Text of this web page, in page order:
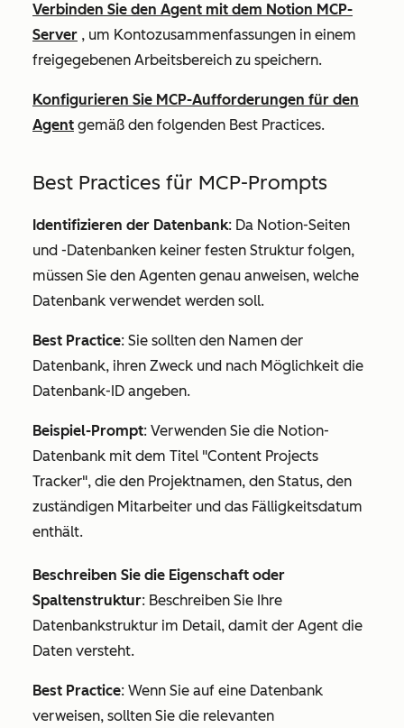
Verbinden Sie den Agent mit dem Notion MCP-
Server , um Kontozusammenfassungen in einem
freigegebenen Arbeitsbereich zu speichern.
Konfigurieren Sie MCP-Aufforderungen für den
Agent gemäß den folgenden Best Practices.
Best Practices für MCP-Prompts
Identifizieren der Datenbank: Da Notion-Seiten
und -Datenbanken keiner festen Struktur folgen,
müssen Sie den Agenten genau anweisen, welche
Datenbank verwendet werden soll.
Best Practice: Sie sollten den Namen der
Datenbank, ihren Zweck und nach Möglichkeit die
Datenbank-ID angeben.
Beispiel-Prompt: Verwenden Sie die Notion-
Datenbank mit dem Titel "Content Projects
Tracker", die den Projektnamen, den Status, den
zuständigen Mitarbeiter und das Fälligkeitsdatum
enthält.
Beschreiben Sie die Eigenschaft oder
Spaltenstruktur: Beschreiben Sie Ihre
Datenbankstruktur im Detail, damit der Agent die
Daten versteht.
Best Practice: Wenn Sie auf eine Datenbank
verweisen, sollten Sie die relevanten